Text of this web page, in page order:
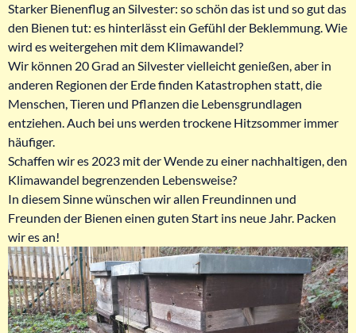
Starker Bienenflug an Silvester: so schön das ist und so gut das
den Bienen tut: es hinterlässt ein Gefühl der Beklemmung. Wie
wird es weitergehen mit dem Klimawandel?
Wir können 20 Grad an Silvester vielleicht genießen, aber in
anderen Regionen der Erde finden Katastrophen statt, die
Menschen, Tieren und Pflanzen die Lebensgrundlagen
entziehen. Auch bei uns werden trockene Hitzsommer immer
häufiger.
Schaffen wir es 2023 mit der Wende zu einer nachhaltigen, den
Klimawandel begrenzenden Lebensweise?
In diesem Sinne wünschen wir allen Freundinnen und
Freunden der Bienen einen guten Start ins neue Jahr. Packen
wir es an!